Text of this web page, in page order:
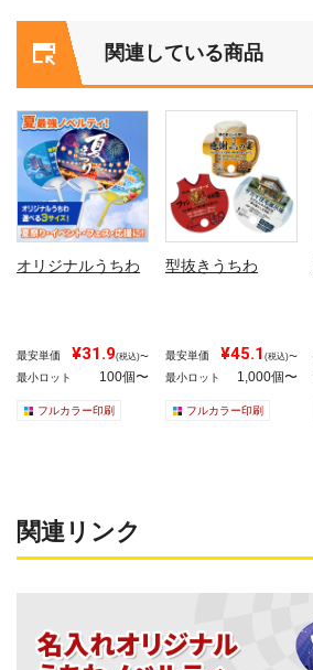
関連している商品
オリジナルうちわ
最安単価 ¥31.9(税込)〜
最小ロット 100個〜
フルカラー印刷
型抜きうちわ
最安単価 ¥45.1 (税込)〜
最小ロット 1,000個〜
フルカラー印刷
関連リンク